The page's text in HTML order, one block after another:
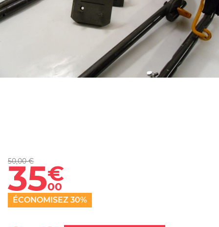
50,00 €
35€
00
ÉCONOMISEZ 30%